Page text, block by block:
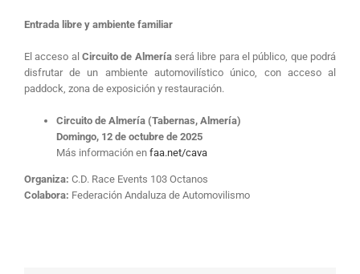
Entrada libre y ambiente familiar
El acceso al Circuito de Almeríaserá libre para el público, que podrá
disfrutar de un ambiente automovilístico único, con acceso al
paddock, zona de exposición y restauración.
Circuito de Almería (Tabernas, Almería)
Domingo, 12 de octubre de 2025
Más información en faa.net/cava
Organiza: C.D. Race Events 103 Octanos
Colabora: Federación Andaluza de Automovilismo